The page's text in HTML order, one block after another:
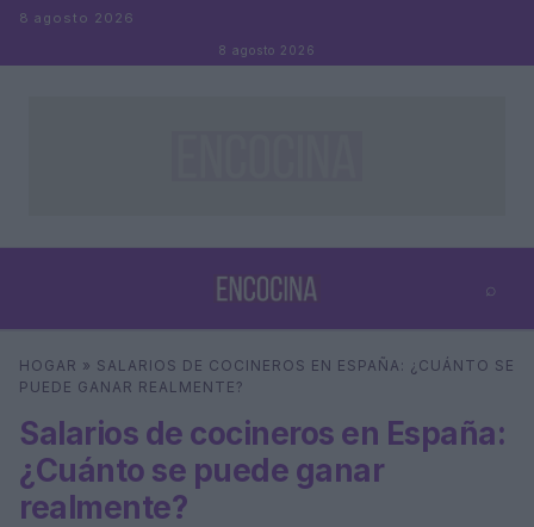
Saltar al contenido
8 agosto 2026
8 agosto 2026
⌕
Buscar ⌕ ×
HOGAR » SALARIOS DE COCINEROS EN ESPAÑA: ¿CUÁNTO SE
PUEDE GANAR REALMENTE?
Salarios de cocineros en España:
¿Cuánto se puede ganar
realmente?